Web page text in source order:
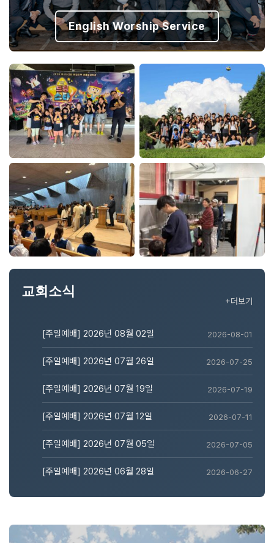
English Worship Service
교회소식
+더보기
[주일예배] 2026년 08월 02일 2026-08-01
[주일예배] 2026년 07월 26일 2026-07-25
[주일예배] 2026년 07월 19일 2026-07-19
[주일예배] 2026년 07월 12일 2026-07-11
[주일예배] 2026년 07월 05일 2026-07-05
[주일예배] 2026년 06월 28일 2026-06-27